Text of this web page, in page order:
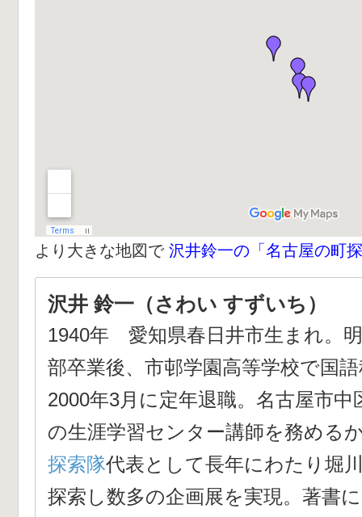
より大きな地図で 沢井鈴一の「名古屋の町
沢井 鈴一（さわい すずいち）
1940年 愛知県春日井市生まれ。
部卒業後、市邨学園高等学校で国
2000年3月に定年退職。名古屋市中
の生涯学習センター講師を務める
探索隊代表として長年にわたり堀
探索し数多の企画展を実現。著書